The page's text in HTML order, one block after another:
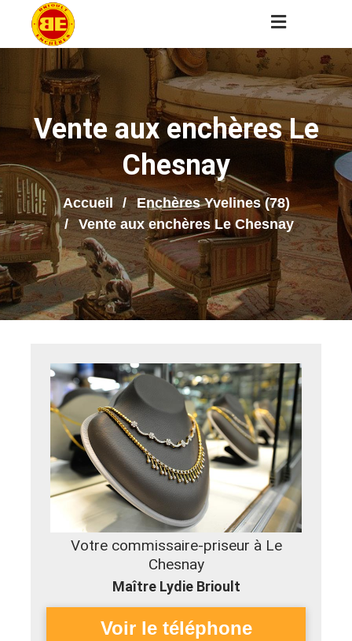
Vente aux enchères Le
Chesnay
Accueil
Enchères Yvelines (78)
Vente aux enchères Le Chesnay
Votre commissaire-priseur à Le
Chesnay
Maître Lydie Brioult